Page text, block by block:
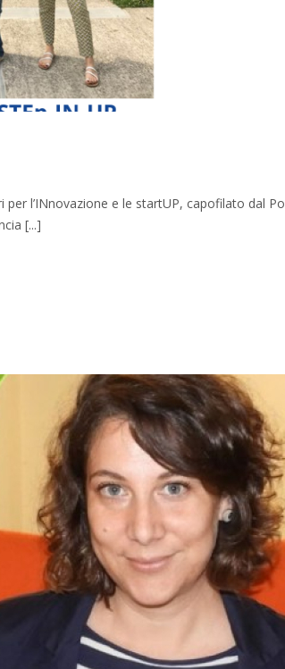
l’INnovazione e le startUP, capofilato dal
[...]